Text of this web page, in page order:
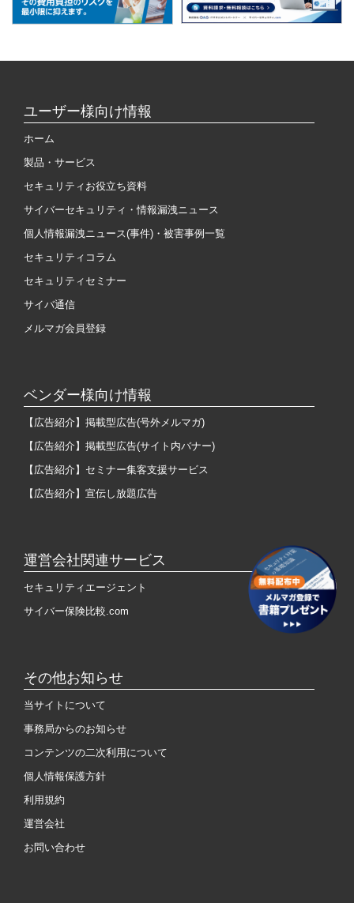
ユーザー様向け情報
ホーム
製品・サービス
セキュリティお役立ち資料
サイバーセキュリティ・情報漏洩ニュース
個人情報漏洩ニュース(事件)・被害事例一覧
セキュリティコラム
セキュリティセミナー
サイバ通信
メルマガ会員登録
ベンダー様向け情報
【広告紹介】掲載型広告(号外メルマガ)
【広告紹介】掲載型広告(サイト内バナー)
【広告紹介】セミナー集客支援サービス
【広告紹介】宣伝し放題広告
運営会社関連サービス
セキュリティエージェント
サイバー保険比較.com
その他お知らせ
当サイトについて
事務局からのお知らせ
コンテンツの二次利用について
個人情報保護方針
利用規約
運営会社
お問い合わせ